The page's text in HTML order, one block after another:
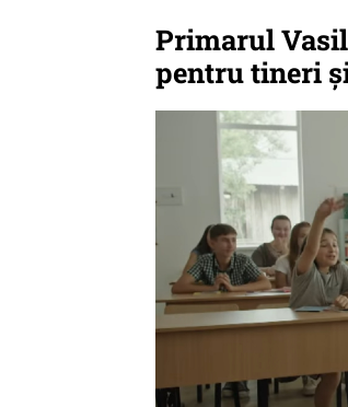
Primarul
pentru tineri